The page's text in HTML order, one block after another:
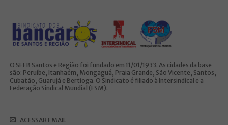
O SEEB Santos e Região foi fundado em 11/01/1933. As cidades da base
são: Peruíbe, Itanhaém, Mongaguá, Praia Grande, São Vicente, Santos,
Cubatão, Guarujá e Bertioga. O Sindicato é filiado à Intersindical e a
Federação Sindical Mundial (FSM).
ACESSAR EMAIL